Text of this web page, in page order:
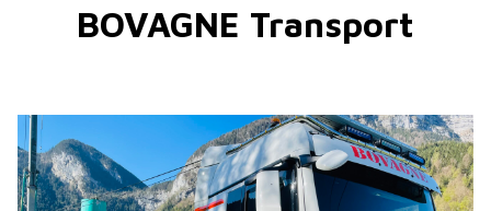
BOVAGNE Transport